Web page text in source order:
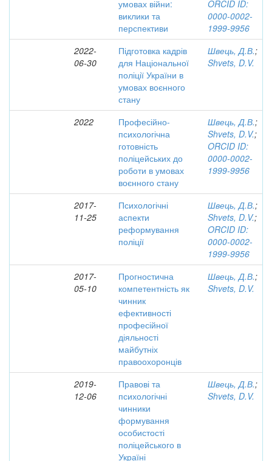
умовах війни:
виклики та
перспективи
ORCID ID:
0000-0002-
1999-9956
2022-
06-30
Підготовка кадрів
для Національної
поліції України в
умовах воєнного
стану
Швець, Д.В.;
Shvets, D.V.
2022
Професійно-
психологічна
готовність
поліцейських до
роботи в умовах
воєнного стану
Швець, Д.В.;
Shvets, D.V.;
ORCID ID:
0000-0002-
1999-9956
2017-
11-25
Психологічні
аспекти
реформування
поліції
Швець, Д.В.;
Shvets, D.V.;
ORCID ID:
0000-0002-
1999-9956
2017-
05-10
Прогностична
компетентність як
чинник
ефективності
професійної
діяльності
майбутніх
правоохоронців
Швець, Д.В.;
Shvets, D.V.
2019-
12-06
Правові та
психологічні
чинники
формування
особистості
поліцейського в
Україні
Швець, Д.В.;
Shvets, D.V.